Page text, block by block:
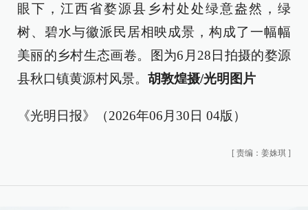
眼下，江西省婺源县乡村处处绿意盎然，绿
树、碧水与徽派民居相映成景，构成了一幅幅
美丽的乡村生态画卷。图为6月28日拍摄的婺源
县秋口镇黄源村风景。 胡敦煌摄/光明图片
《光明日报》（2026年06月30日 04版）
[ 责编：姜姝琪 ]